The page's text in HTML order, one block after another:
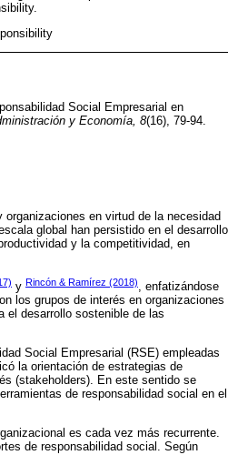
Social Empresarial en
y Economía, 8(16), 79-94.
en virtud de la necesidad
global han persistido en el desarrollo
y la competitividad, en
y Rincón & Ramírez (2018), enfatizándose
los grupos de interés en organizaciones
el desarrollo sostenible de las
Social Empresarial (RSE) empleadas
la orientación de estrategias de
(stakeholders). En este sentido se
de responsabilidad social en el
es cada vez más recurrente.
de responsabilidad social. Según